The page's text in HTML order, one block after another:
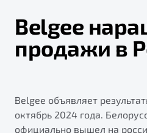
X50+
Автомобили в наличии
Спецпредложения и Акции
Записаться на сервис
Руководство по эксплуатации
О
Новости
Контакты
Belgee
продажи в
Belgee объявляет
октябрь 2024 года.
официально вышел на